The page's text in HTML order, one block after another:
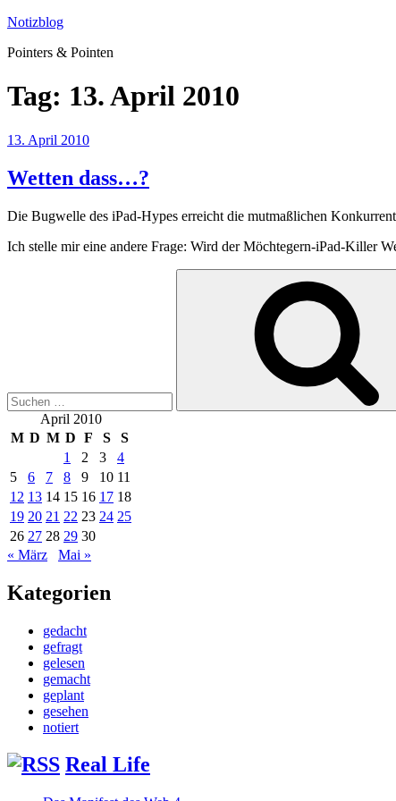
Zum
springen
Notizblog
Pointers & Pointen
Tag: 13. April 2010
Veröffentlicht
13. April 2010
Wetten dass…?
Die Bugwelle des iPad-Hypes erreicht die mutmaßlichen
Ich stelle mir eine andere Frage: Wird der Möchtegern-iPad-Killer
April 2010
M D M D F S
S
1
2 3
4
5
6 7 8 9 10 11
12 13 14 15 16 17 18
19 20 21 22 23 24 25
26 27 28 29 30
« März
Mai »
Kategorien
gedacht
gefragt
gelesen
gemacht
geplant
gesehen
notiert
Real Life